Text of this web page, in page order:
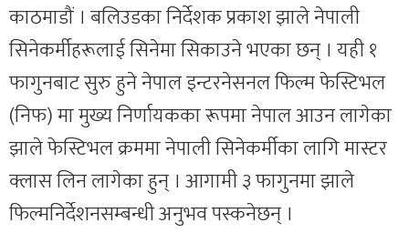
काठमाडौं । बलिउडका निर्देशक प्रकाश झाले नेपाली
सिनेकर्मीहरूलाई सिनेमा सिकाउने भएका छन् । यही १
फागुनबाट सुरु हुने नेपाल इन्टरनेसनल फिल्म फेस्टिभल
(निफ) मा मुख्य निर्णायकका रूपमा नेपाल आउन लागेका
झाले फेस्टिभल क्रममा नेपाली सिनेकर्मीका लागि मास्टर
क्लास लिन लागेका हुन् । आगामी ३ फागुनमा झाले
फिल्मनिर्देशनसम्बन्धी अनुभव पस्कनेछन् ।